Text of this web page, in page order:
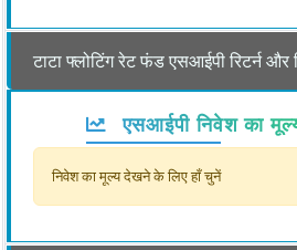
टाटा फ्लोटिंग रेट फंड एसआईपी रिटर्न और
एसआईपी निवेश का
निवेश का मूल्य देखने के लिए हाँ चुनें